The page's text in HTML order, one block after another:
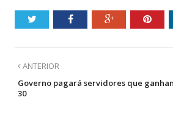
ANTERIOR
Governo pagará servidores que
30